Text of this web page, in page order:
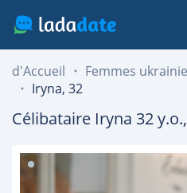
d'Accueil Femmes
Iryna, 32
Célibataire Iryna 32